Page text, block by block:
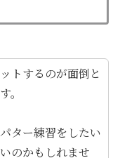
トするのが面倒と
。
ター練習をしたい
のかもしれませ